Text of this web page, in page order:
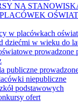
NA
w placówkach
dziećmi w wieku do
prowadzone
publiczne
niepubliczne
podstawowych
ofert